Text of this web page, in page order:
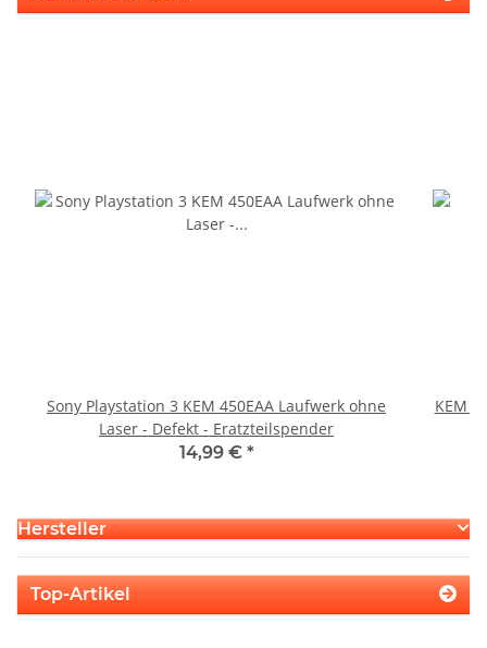
Sony Playstation 3 KEM 450EAA Laufwerk ohne
Laser - Defekt - Eratzteilspender
14,99 € *
KEM
Hersteller
Top-Artikel